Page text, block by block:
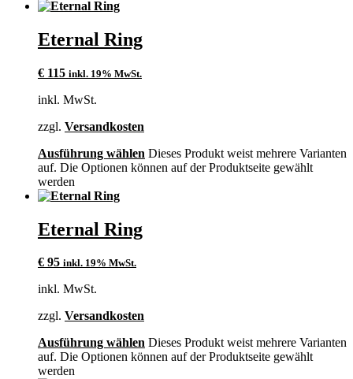
Eternal Ring
€ 115 inkl. 19% MwSt.
inkl. MwSt.
zzgl. Versandkosten
Ausführung wählen Dieses Produkt weist mehrere Varianten
auf. Die Optionen können auf der Produktseite gewählt
werden
Eternal Ring
€ 95 inkl. 19% MwSt.
inkl. MwSt.
zzgl. Versandkosten
Ausführung wählen Dieses Produkt weist mehrere Varianten
auf. Die Optionen können auf der Produktseite gewählt
werden